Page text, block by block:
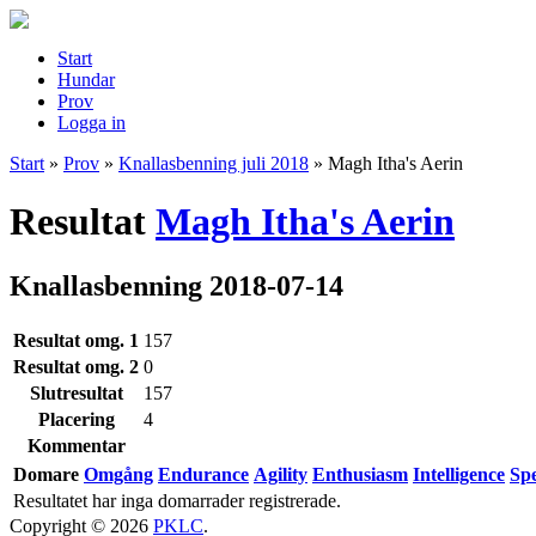
Start
Hundar
Prov
Logga in
Start » Prov » Knallasbenning juli 2018 » Magh Itha's Aerin
Resultat Magh Itha's Aerin
Knallasbenning 2018-07-14
Resultat omg. 1 157
Resultat omg. 2 0
Slutresultat
157
Placering
4
Kommentar
Domare Omgång Endurance Agility Enthusiasm Intelligence
Resultatet har inga domarrader registrerade.
Copyright © 2026 PKLC.